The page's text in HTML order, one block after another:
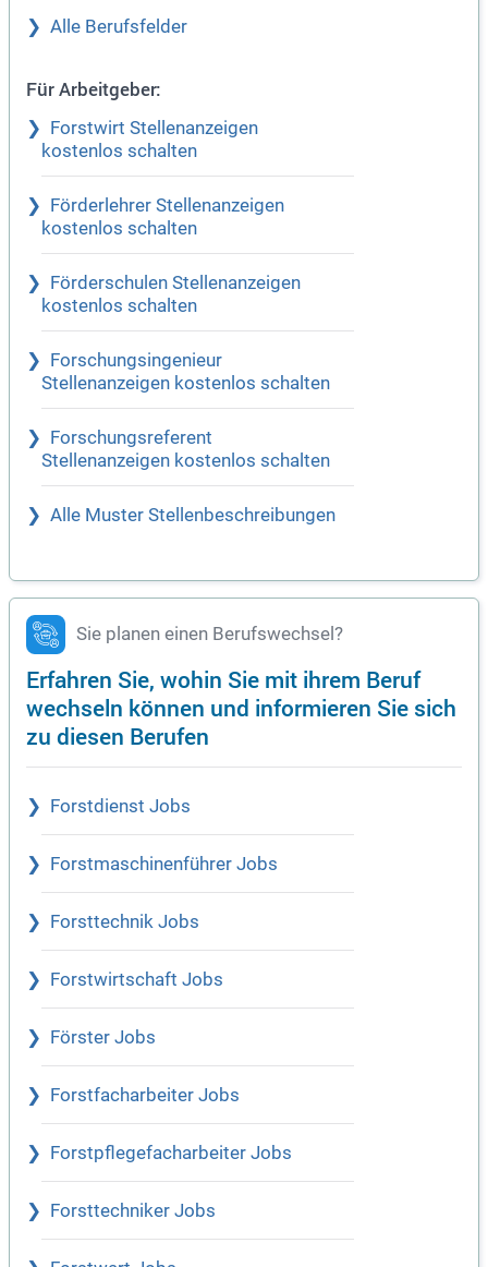
Alle Berufsfelder
Für Arbeitgeber:
Forstwirt Stellenanzeigen
kostenlos schalten
Förderlehrer Stellenanzeigen
kostenlos schalten
Förderschulen Stellenanzeigen
kostenlos schalten
Forschungsingenieur
Stellenanzeigen kostenlos schalten
Forschungsreferent
Stellenanzeigen kostenlos schalten
Alle Muster Stellenbeschreibungen
Sie planen einen Berufswechsel?
Erfahren Sie, wohin Sie mit ihrem Beruf
wechseln können und informieren Sie sich
zu diesen Berufen
Forstdienst Jobs
Forstmaschinenführer Jobs
Forsttechnik Jobs
Forstwirtschaft Jobs
Förster Jobs
Forstfacharbeiter Jobs
Forstpflegefacharbeiter Jobs
Forsttechniker Jobs